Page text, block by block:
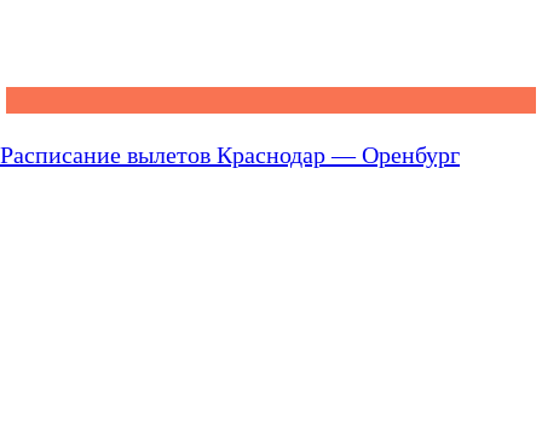
Расписание вылетов Краснодар — Оренбург